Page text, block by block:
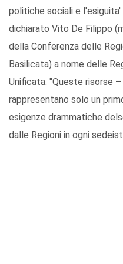
politiche sociali e
dichiarato Vito De Filippo
della Conferenza delle
Basilicata) a nome delle
Unificata. ''Queste risorse
rappresentano solo un
esigenze drammatiche
dalle Regioni in ogni